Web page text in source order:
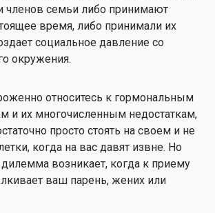
членов семьи либо принимают
время, либо принимали их
социальное давление со
окружения.
относитесь к гормональным
и их многочисленным недостаткам,
просто стоять на своем и не
когда на вас давят извне. Но
возникает, когда к приему
ваш парень, жених или